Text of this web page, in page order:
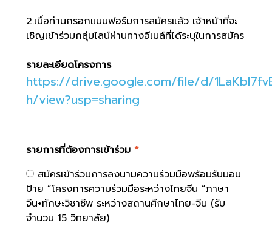
2.เมื่อท่านกรอกแบบฟอร์มการสมัครแล้ว เจ้าหน้าที่จะ
เชิญเข้าร่วมกลุ่มไลน์ผ่านทางอีเมล์ที่ได้ระบุในการสมัคร
รายละเอียดโครงการ
https://drive.google.com/file/d/
h/view?usp=sharing
รายการที่ต้องการเข้าร่วม *
สมัครเข้าร่วมการลงนามความร่วมมือพร้อมรับมอบ
ป้าย “โครงการความร่วมมือระหว่างไทยจีน “ภาษา
จีน+ทักษะวิชาชีพ ระหว่างสถานศึกษาไทย-จีน (รับ
จำนวน 15 วิทยาลัย)